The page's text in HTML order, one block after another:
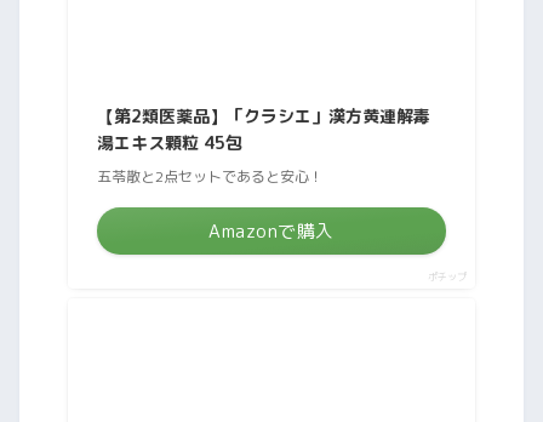
【第2類医薬品】「クラシエ」漢方黄連解毒
湯エキス顆粒 45包
五苓散と2点セットであると安心！
Amazonで購入
ポチップ